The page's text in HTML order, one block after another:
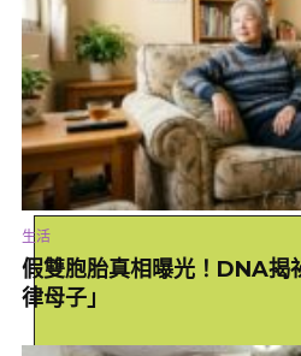
這棵樹爬滿了松舟蛾的幼蟲，曾經親
不住留言「只看照片當初起的過敏紅
甚至還有人表示，這種照片一次能傷
生活
假雙胞胎真相曝光！DNA揭
律母子」